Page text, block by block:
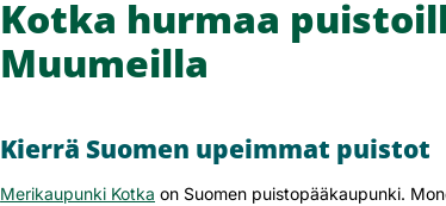
Kotka hurmaa
Muumeilla
Kierrä Suomen upeimmat puistot
Merikaupunki Kotka on Suomen puistopääkaupunki.